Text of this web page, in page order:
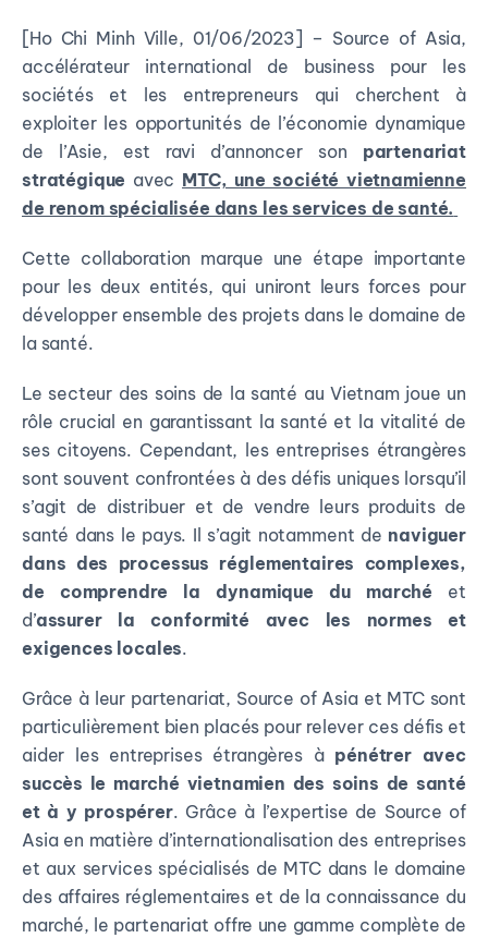
[Ho Chi Minh Ville, 01/06/2023] – Source of Asia,
accélérateur international de business pour les
sociétés et les entrepreneurs qui cherchent à
exploiter les opportunités de l’économie dynamique
de l’Asie, est ravi d’annoncer son partenariat
stratégique avec MTC, une société vietnamienne
de renom spécialisée dans les services de santé.
Cette collaboration marque une étape importante
pour les deux entités, qui uniront leurs forces pour
développer ensemble des projets dans le domaine de
la santé.
Le secteur des soins de la santé au Vietnam joue un
rôle crucial en garantissant la santé et la vitalité de
ses citoyens. Cependant, les entreprises étrangères
sont souvent confrontées à des défis uniques lorsqu’il
s’agit de distribuer et de vendre leurs produits de
santé dans le pays. Il s’agit notamment de naviguer
dans des processus réglementaires complexes,
de comprendre la dynamique du marché et
d’assurer la conformité avec les normes et
exigences locales.
Grâce à leur partenariat, Source of Asia et MTC sont
particulièrement bien placés pour relever ces défis et
aider les entreprises étrangères à pénétrer avec
succès le marché vietnamien des soins de santé
et à y prospérer. Grâce à l’expertise de Source of
Asia en matière d’internationalisation des entreprises
et aux services spécialisés de MTC dans le domaine
des affaires réglementaires et de la connaissance du
marché, le partenariat offre une gamme complète de